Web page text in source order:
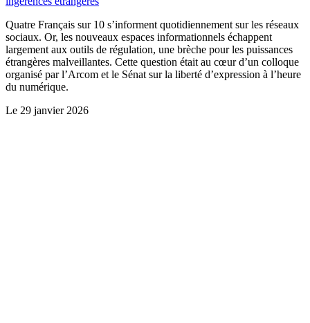
Quatre Français sur 10 s’informent quotidiennement sur les réseaux
sociaux. Or, les nouveaux espaces informationnels échappent
largement aux outils de régulation, une brèche pour les puissances
étrangères malveillantes. Cette question était au cœur d’un colloque
organisé par l’Arcom et le Sénat sur la liberté d’expression à l’heure
du numérique.
Le 29 janvier 2026